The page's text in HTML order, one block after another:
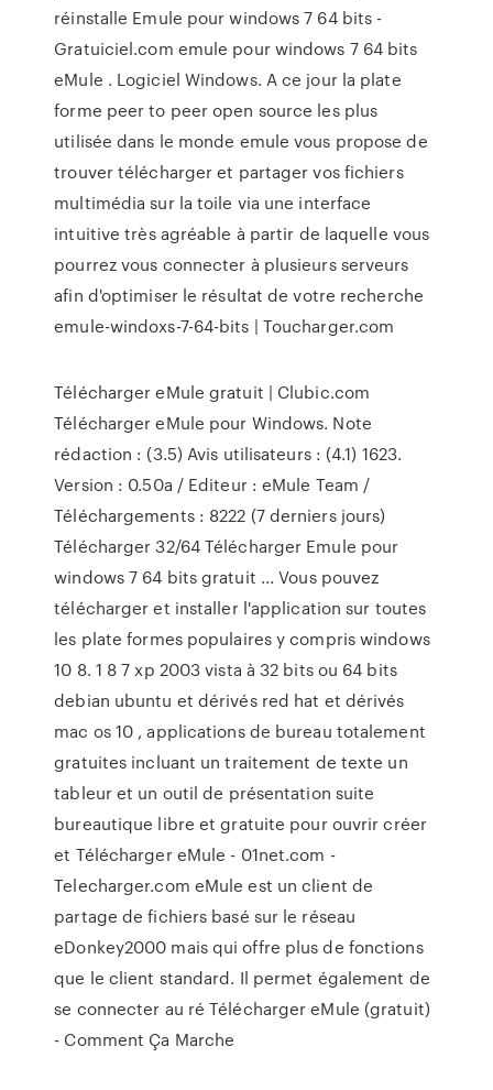
réinstalle Emule pour windows 7 64 bits -
Gratuiciel.com emule pour windows 7 64 bits
eMule . Logiciel Windows. A ce jour la plate
forme peer to peer open source les plus
utilisée dans le monde emule vous propose de
trouver télécharger et partager vos fichiers
multimédia sur la toile via une interface
intuitive très agréable à partir de laquelle vous
pourrez vous connecter à plusieurs serveurs
afin d'optimiser le résultat de votre recherche
emule-windoxs-7-64-bits | Toucharger.com
Télécharger eMule gratuit | Clubic.com
Télécharger eMule pour Windows. Note
rédaction : (3.5) Avis utilisateurs : (4.1) 1623.
Version : 0.50a / Editeur : eMule Team /
Téléchargements : 8222 (7 derniers jours)
Télécharger 32/64 Télécharger Emule pour
windows 7 64 bits gratuit ... Vous pouvez
télécharger et installer l'application sur toutes
les plate formes populaires y compris windows
10 8. 1 8 7 xp 2003 vista à 32 bits ou 64 bits
debian ubuntu et dérivés red hat et dérivés
mac os 10 , applications de bureau totalement
gratuites incluant un traitement de texte un
tableur et un outil de présentation suite
bureautique libre et gratuite pour ouvrir créer
et Télécharger eMule - 01net.com -
Telecharger.com eMule est un client de
partage de fichiers basé sur le réseau
eDonkey2000 mais qui offre plus de fonctions
que le client standard. Il permet également de
se connecter au ré Télécharger eMule (gratuit)
- Comment Ça Marche